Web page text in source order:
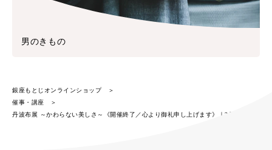
男のきもの
銀座もとじオンラインショップ
催事・講座
丹波布展 ～かわらない美しさ～《開催終了／心より御礼申し上げます》｜2月催事